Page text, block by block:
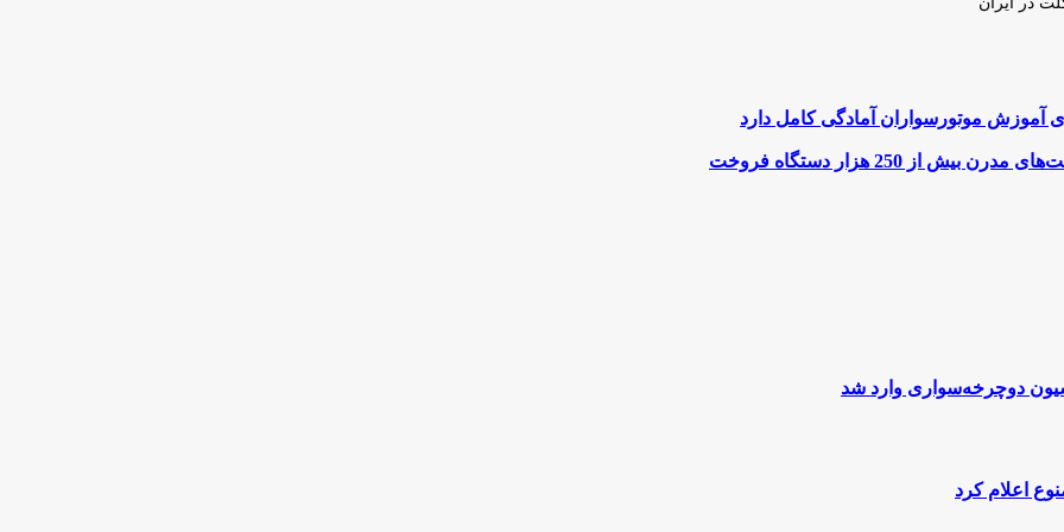
آموزش موتورسواران آمادگی کامل دارد
هزار دستگاه فروخت
دوچرخه‌سواری وارد شد
اعلام کرد